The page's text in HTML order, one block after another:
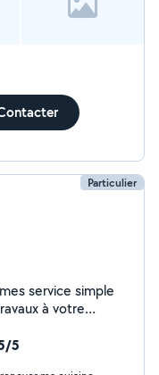
Particulier
service simple
à votre
5